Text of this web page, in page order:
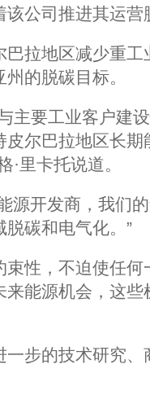
该公司推进其运
拉地区减少重
州的脱碳目标。
主要工业客户建
尔巴拉地区长
·里卡托说道。
源开发商，我们
碳和电气化。”
性，不迫使任
能源机会，这
步的技术研究、